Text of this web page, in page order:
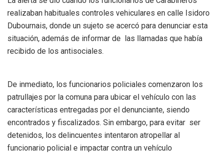
realizaban habituales controles vehiculares en calle Isidoro
Dubournais, donde un sujeto se acercó para denunciar esta
situación, además de informar de las llamadas que había
recibido de los antisociales.
De inmediato, los funcionarios policiales comenzaron los
patrullajes por la comuna para ubicar el vehículo con las
características entregadas por el denunciante, siendo
encontrados y fiscalizados. Sin embargo, para evitar ser
detenidos, los delincuentes intentaron atropellar al
funcionario policial e impactar contra un vehículo